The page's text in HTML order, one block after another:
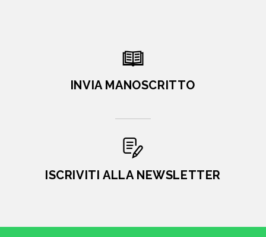
INVIA MANOSCRITTO
ISCRIVITI ALLA NEWSLETTER